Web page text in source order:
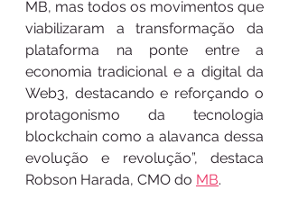
MB, mas todos os movimentos que
viabilizaram a transformação da
plataforma na ponte entre a
economia tradicional e a digital da
Web3, destacando e reforçando o
protagonismo da tecnologia
blockchain como a alavanca dessa
evolução e revolução”, destaca
Robson Harada, CMO do MB.